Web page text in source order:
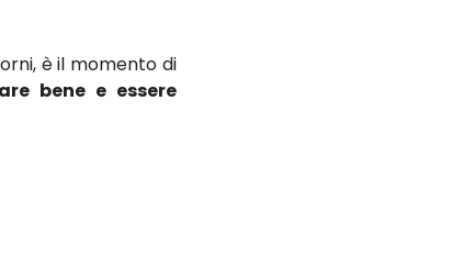
è il momento di
bene e essere